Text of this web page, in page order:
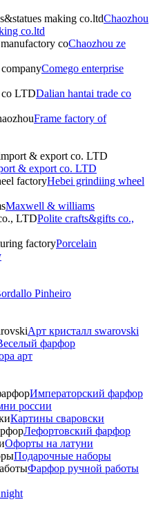
Chaozhou
co.ltd
Chaozhou ze
Comego enterprise
Dalian hantai trade co
Frame factory of
& export co. LTD
Hebei grindiing wheel
Maxwell & williams
Polite crafts&gifts co.,
Porcelain
Pinheiro
Арт кристалл swarovski
фарфор
арт
Императорский фарфор
россии
Картины сваровски
Лефортовский фарфор
Офорты на латуни
Подарочные наборы
Фарфор ручной работы